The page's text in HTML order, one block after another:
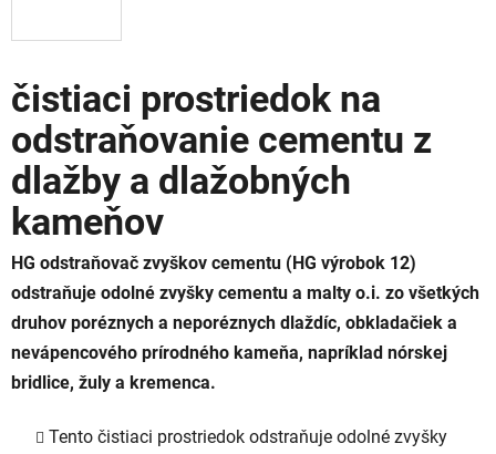
čistiaci prostriedok na
odstraňovanie cementu z
dlažby a dlažobných
kameňov
HG odstraňovač zvyškov cementu (HG výrobok 12)
odstraňuje odolné zvyšky cementu a malty o.i. zo všetkých
druhov poréznych a neporéznych dlaždíc, obkladačiek a
nevápencového prírodného kameňa, napríklad nórskej
bridlice, žuly a kremenca.
Tento čistiaci prostriedok odstraňuje odolné zvyšky